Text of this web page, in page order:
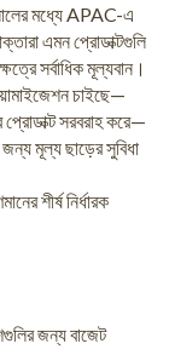
মধ্যে APAC-এ
এমন প্রোডাক্টগুলি
সর্বাধিক মূল্যবান।
চাইছে—
প্রোডাক্ট সরবরাহ করে—
জন্য মূল্য ছাড়ের সুবিধা
শীর্ষ নির্ধারক
জন্য বাজেট